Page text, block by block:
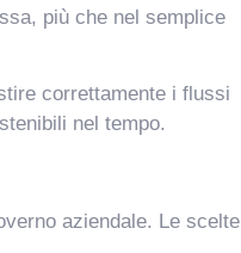
più che nel semplice
correttamente i flussi
nel tempo.
aziendale. Le scelte